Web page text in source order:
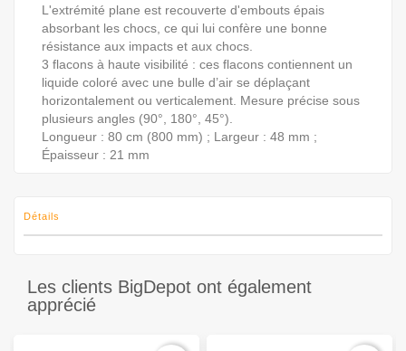
L'extrémité plane est recouverte d'embouts épais
absorbant les chocs, ce qui lui confère une bonne
résistance aux impacts et aux chocs.
3 flacons à haute visibilité : ces flacons contiennent un
liquide coloré avec une bulle d’air se déplaçant
horizontalement ou verticalement. Mesure précise sous
plusieurs angles (90°, 180°, 45°).
Longueur : 80 cm (800 mm) ; Largeur : 48 mm ;
Épaisseur : 21 mm
Détails
Les clients BigDepot ont également
apprécié